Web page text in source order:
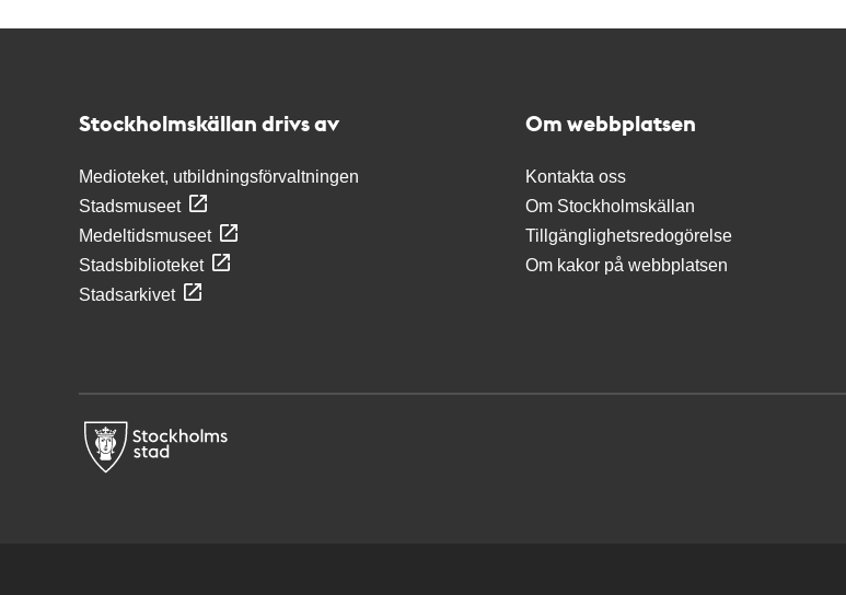
Stockholmskällan drivs av
Medioteket, utbildningsförvaltningen
Stadsmuseet
Medeltidsmuseet
Stadsbiblioteket
Stadsarkivet
Om webbplatsen
Kontakta oss
Om Stockholmskällan
Tillgänglighetsredogörelse
Om kakor på webbplatsen